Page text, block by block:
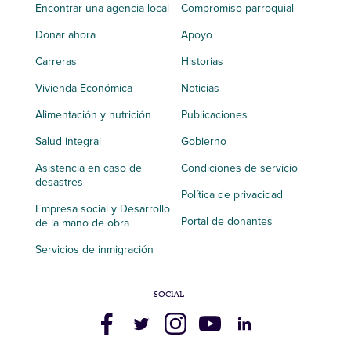
Encontrar una agencia local
Donar ahora
Carreras
Vivienda Económica
Alimentación y nutrición
Salud integral
Asistencia en caso de
desastres
Empresa social y Desarrollo
de la mano de obra
Servicios de inmigración
Compromiso parroquial
Apoyo
Historias
Noticias
Publicaciones
Gobierno
Condiciones de servicio
Política de privacidad
Portal de donantes
SOCIAL